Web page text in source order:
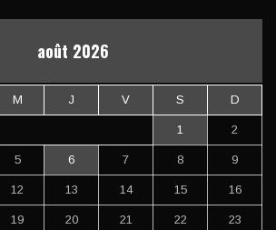
août 2026
M J V S D
1 2
5 6 7 8 9
12 13 14 15 16
19 20 21 22 23